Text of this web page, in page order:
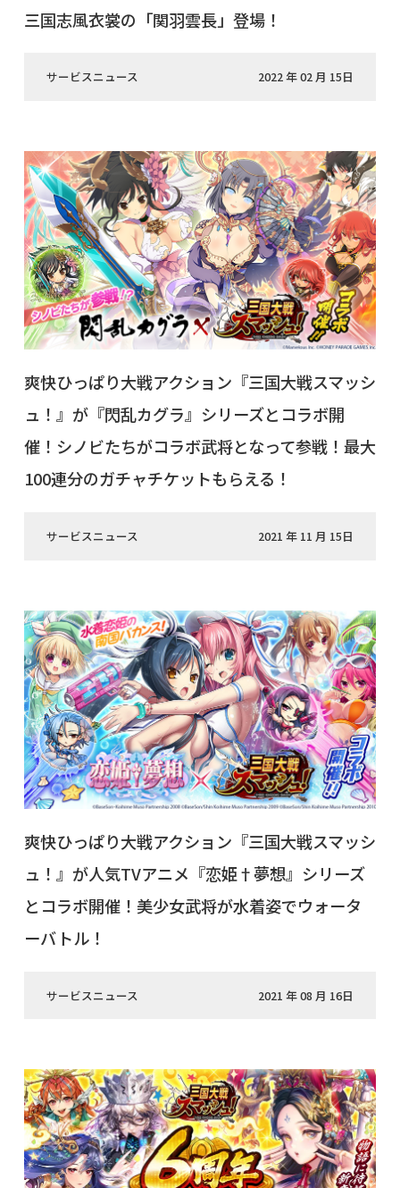
三国志風衣裳の「関羽雲長」登場！
サービスニュース 2022 年 02 月 15日
爽快ひっぱり大戦アクション『三国大戦スマッシ
ュ！』が『閃乱カグラ』シリーズとコラボ開
催！シノビたちがコラボ武将となって参戦！最大
100連分のガチャチケットもらえる！
サービスニュース 2021 年 11 月 15日
爽快ひっぱり大戦アクション『三国大戦スマッシ
ュ！』が人気TVアニメ『恋姫†夢想』シリーズ
とコラボ開催！美少女武将が水着姿でウォータ
ーバトル！
サービスニュース 2021 年 08 月 16日